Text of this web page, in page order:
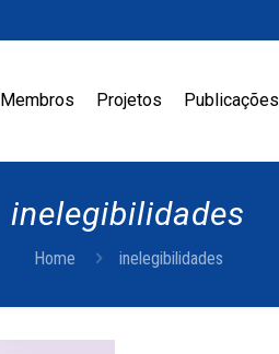
Membros Projetos Publicações
inelegibilidades
Home inelegibilidades